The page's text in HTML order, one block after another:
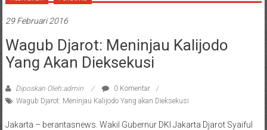
29 Februari 2016
Wagub Djarot: Meninjau Kalijodo
Yang Akan Dieksekusi
Diposkan Oleh:admin
0 Komentar
Wagub Djarot: Meninjau Kalijodo Yang akan Dieksekusi
Jakarta – berantasnews. Wakil Gubernur DKI Jakarta Djarot Syaiful